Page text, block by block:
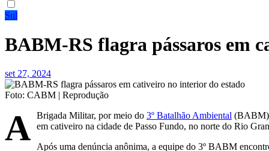
Sul
BABM-RS flagra pássaros em
set 27, 2024
Foto: CABM | Reprodução
A Brigada Militar, por meio do 3º Batalhão Ambiental (BABM),
em cativeiro na cidade de Passo Fundo, no norte do Rio
Após uma denúncia anônima, a equipe do 3º BABM